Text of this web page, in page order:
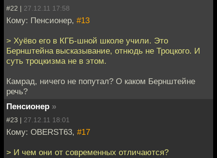
#22 | 27.12.11 17:58
Кому: Пенсионер, #13
> Хуёво его в КГБ-шной школе учили. Это
Бернштейна высказывание, отнюдь не Троцкого. И
суть троцкизма не в этом.
Камрад, ничего не попутал? О каком Бернштейне
речь?
Пенсионер »
#23 | 27.12.11 18:01
Кому: OBERST63, #17
> И чем они от современных отличаются?